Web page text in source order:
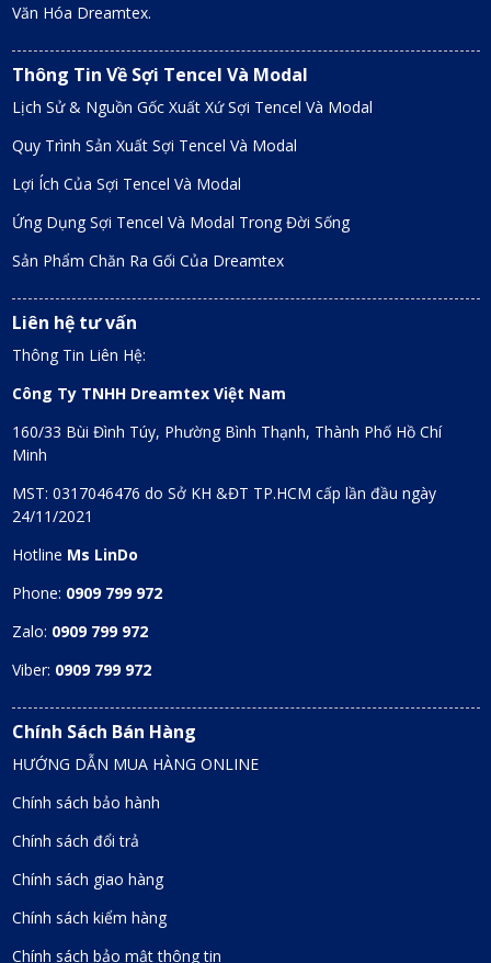
Văn Hóa Dreamtex.
Thông Tin Về Sợi Tencel Và Modal
Lịch Sử & Nguồn Gốc Xuất Xứ Sợi Tencel Và Modal
Quy Trình Sản Xuất Sợi Tencel Và Modal
Lợi Ích Của Sợi Tencel Và Modal
Ứng Dụng Sợi Tencel Và Modal Trong Đời Sống
Sản Phẩm Chăn Ra Gối Của Dreamtex
Liên hệ tư vấn
Thông Tin Liên Hệ:
Công Ty TNHH Dreamtex Việt Nam
160/33 Bùi Đình Túy, Phường Bình Thạnh, Thành Phố Hồ Chí
Minh
MST: 0317046476 do Sở KH &ĐT TP.HCM cấp lần đầu ngày
24/11/2021
Hotline Ms LinDo
Phone: 0909 799 972
Zalo: 0909 799 972
Viber: 0909 799 972
Chính Sách Bán Hàng
HƯỚNG DẪN MUA HÀNG ONLINE
Chính sách bảo hành
Chính sách đổi trả
Chính sách giao hàng
Chính sách kiểm hàng
Chính sách bảo mật thông tin